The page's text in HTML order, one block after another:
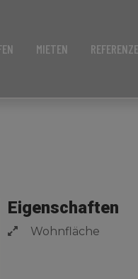
MIETEN
Eigenschaften
Wohnfläche